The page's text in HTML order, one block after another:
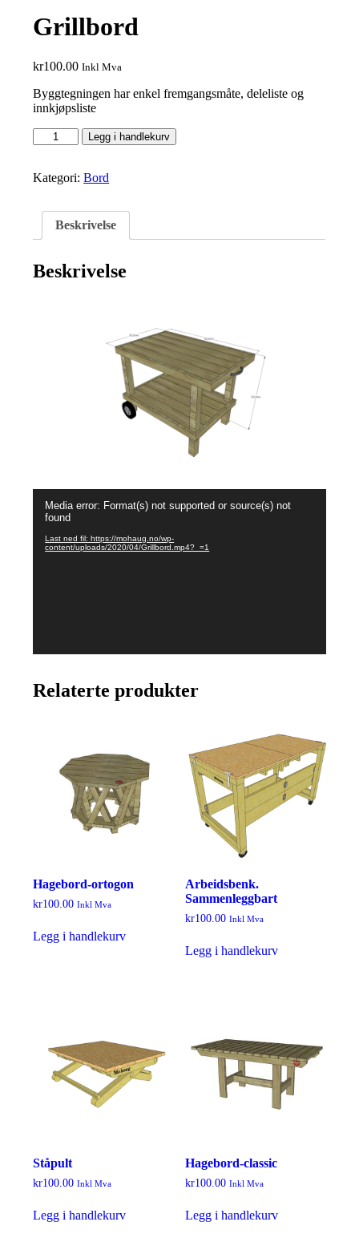
Grillbord
kr100.00 Inkl Mva
Byggtegningen har enkel fremgangsmåte, deleliste og
innkjøpsliste
Grillbord
antall
Legg i handlekurv
Kategori:Bord
Beskrivelse
Beskrivelse
Media error: Format(s) not supported or source(s) not
found
Last ned fil: https://mohaug.no/wp-
content/uploads/2020/04/Grillbord.mp4?_=1
Relaterte produkter
Hagebord-ortogon
kr100.00 Inkl Mva
Legg i handlekurv
Arbeidsbenk.
Sammenleggbart
kr100.00 Inkl Mva
Legg i handlekurv
Ståpult
kr100.00 Inkl Mva
Legg i handlekurv
Hagebord-classic
kr100.00 Inkl Mva
Legg i handlekurv